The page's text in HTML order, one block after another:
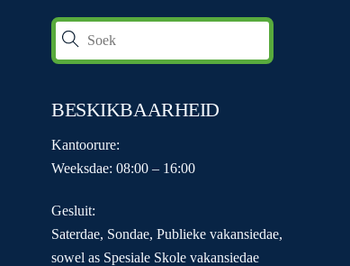
BESKIKBAARHEID
Kantoorure:
Weeksdae: 08:00 – 16:00
Gesluit:
Saterdae, Sondae, Publieke vakansiedae,
sowel as Spesiale Skole vakansiedae